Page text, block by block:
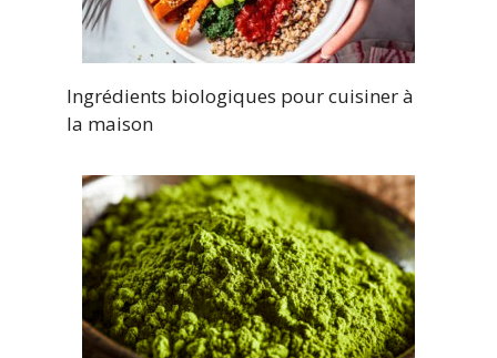
Ingrédients biologiques pour cuisiner à
la maison